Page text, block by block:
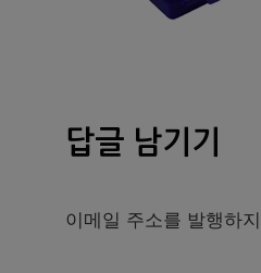
답글 남기기
이메일 주소를 발행하